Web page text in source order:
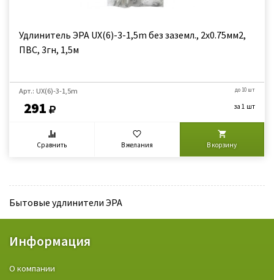
Удлинитель ЭРА UX(6)-3-1,5m без зазeмл., 2х0.75мм2,
ПВС, 3гн, 1,5м
Арт.: UX(6)-3-1,5m
291
до 10 шт
за 1 шт
Сравнить В желания В корзину
Бытовые удлинители ЭРА
Информация
О компании